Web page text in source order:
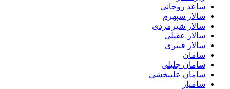
ساعد روحانی
سالار سپهرم
سالار شیرمردی
سالار عقیلی
سالار قنبری
سامان
سامان جلیلی
سامان علیبخشی
سامیار